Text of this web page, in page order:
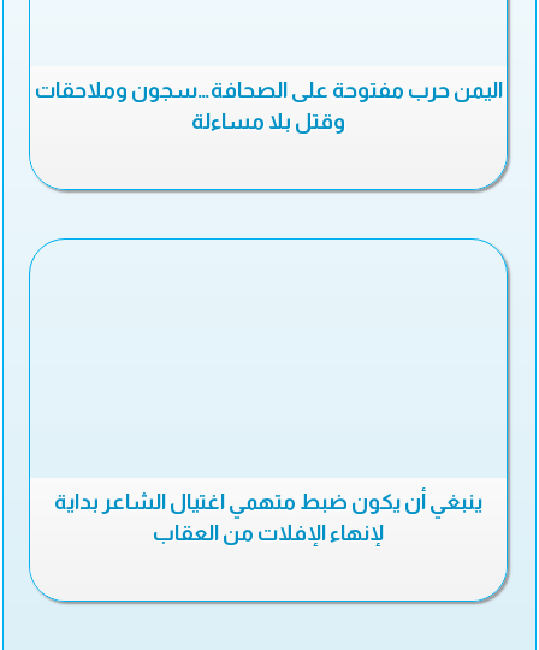
اليمن حرب مفتوحة على الصحافة…سجون وملاحقات
وقتل بلا مساءلة
ينبغي أن يكون ضبط متهمي اغتيال الشاعر بداية
لإنهاء الإفلات من العقاب